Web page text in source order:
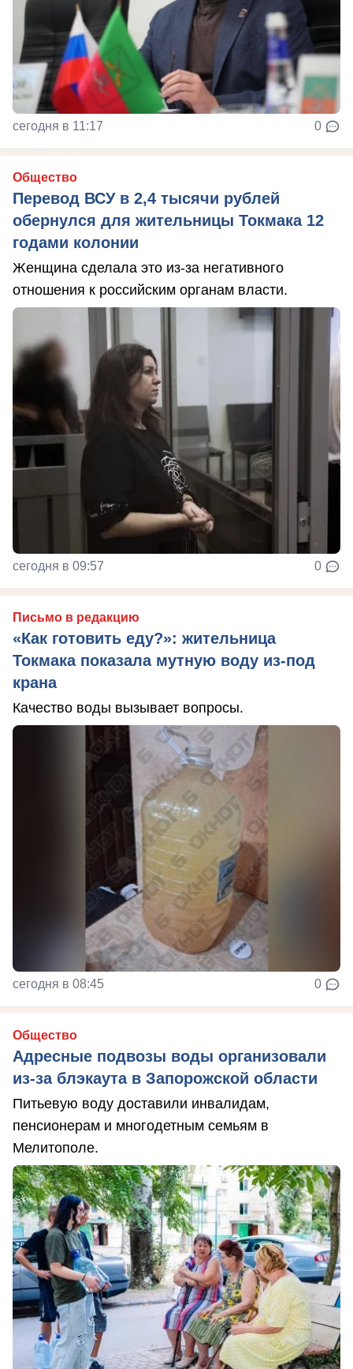
сегодня в 11:17 0
Общество
Перевод ВСУ в 2,4 тысячи рублей
обернулся для жительницы Токмака 12
годами колонии
Женщина сделала это из-за негативного
отношения к российским органам власти.
сегодня в 09:57 0
Письмо в редакцию
«Как готовить еду?»: жительница
Токмака показала мутную воду из-под
крана
Качество воды вызывает вопросы.
сегодня в 08:45 0
Общество
Адресные подвозы воды организовали
из-за блэкаута в Запорожской области
Питьевую воду доставили инвалидам,
пенсионерам и многодетным семьям в
Мелитополе.